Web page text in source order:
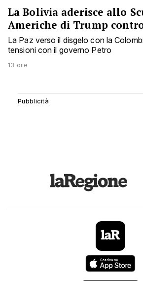
La Bolivia aderisce allo
Americhe di Trump
La Paz verso il disgelo con la
tensioni con il governo Petro
13 ore